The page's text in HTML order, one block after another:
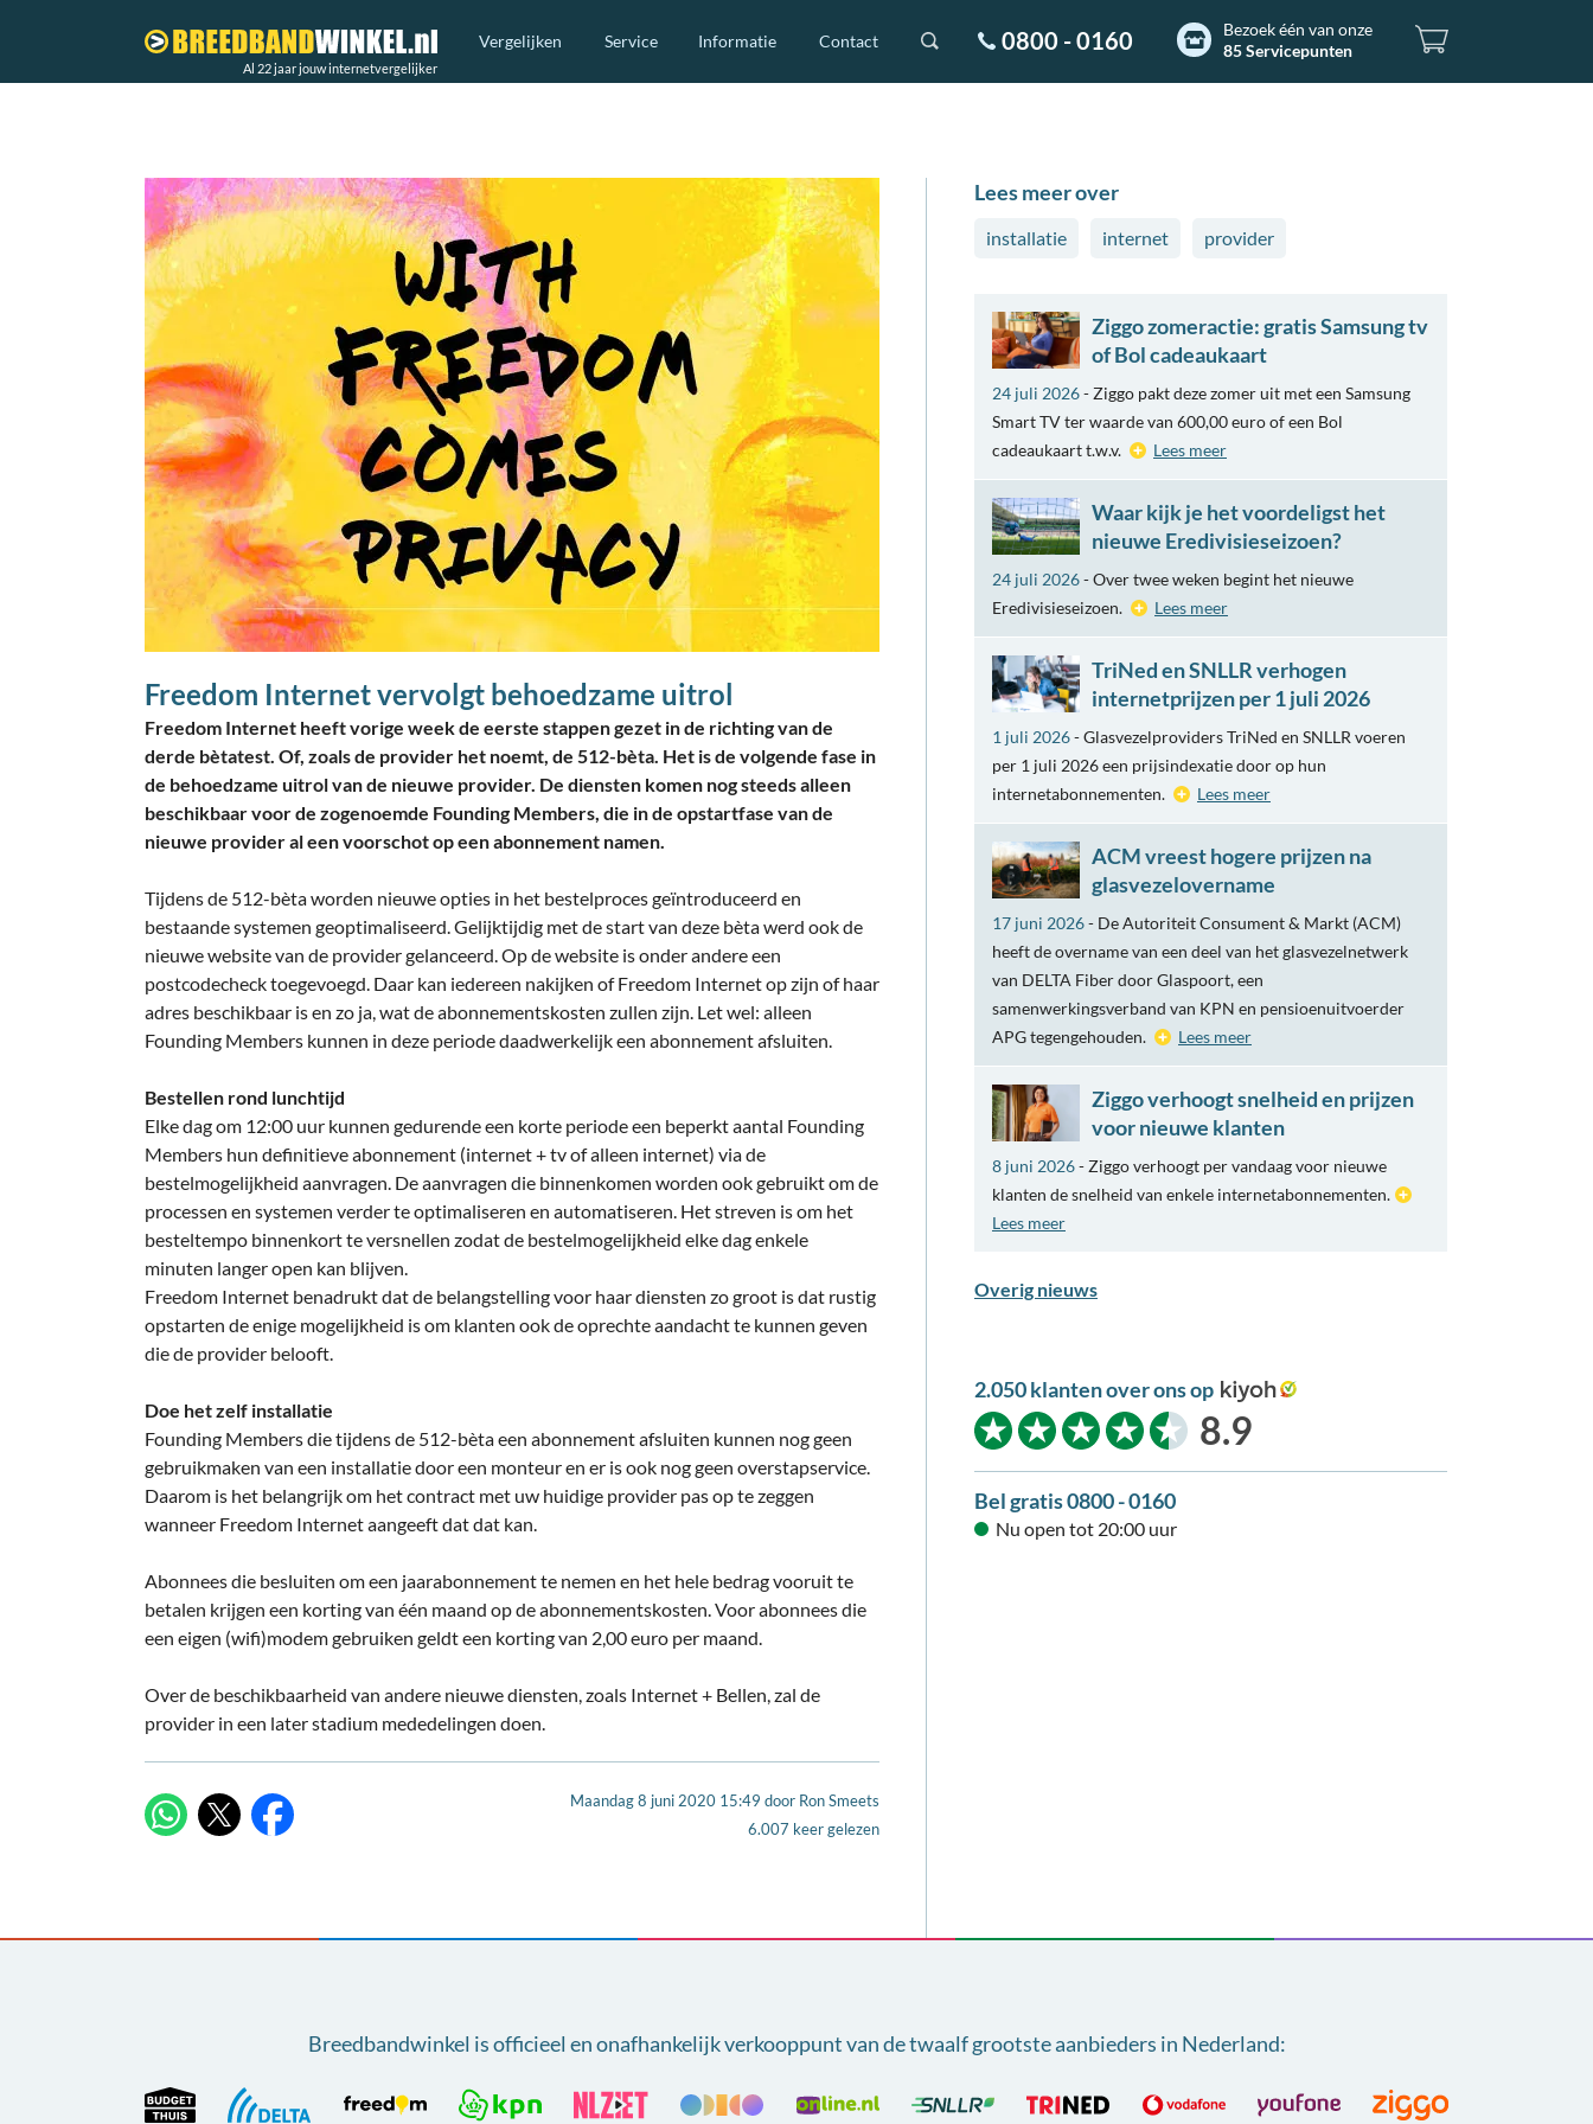
Al 22 jaar jouw internetvergelijker
Vergelijken Service Informatie Contact 0800 - 0160
Bezoek één van onze
85 Servicepunten
Freedom Internet vervolgt behoedzame uitrol
Freedom Internet heeft vorige week de eerste stappen gezet in de richting van de
derde bètatest. Of, zoals de provider het noemt, de 512-bèta. Het is de volgende fase in
de behoedzame uitrol van de nieuwe provider. De diensten komen nog steeds alleen
beschikbaar voor de zogenoemde Founding Members, die in de opstartfase van de
nieuwe provider al een voorschot op een abonnement namen.
Tijdens de 512-bèta worden nieuwe opties in het bestelproces geïntroduceerd en
bestaande systemen geoptimaliseerd. Gelijktijdig met de start van deze bèta werd ook de
nieuwe website van de provider gelanceerd. Op de website is onder andere een
postcodecheck toegevoegd. Daar kan iedereen nakijken of Freedom Internet op zijn of haar
adres beschikbaar is en zo ja, wat de abonnementskosten zullen zijn. Let wel: alleen
Founding Members kunnen in deze periode daadwerkelijk een abonnement afsluiten.
Bestellen rond lunchtijd
Elke dag om 12:00 uur kunnen gedurende een korte periode een beperkt aantal Founding
Members hun definitieve abonnement (internet + tv of alleen internet) via de
bestelmogelijkheid aanvragen. De aanvragen die binnenkomen worden ook gebruikt om de
processen en systemen verder te optimaliseren en automatiseren. Het streven is om het
besteltempo binnenkort te versnellen zodat de bestelmogelijkheid elke dag enkele
minuten langer open kan blijven.
Freedom Internet benadrukt dat de belangstelling voor haar diensten zo groot is dat rustig
opstarten de enige mogelijkheid is om klanten ook de oprechte aandacht te kunnen geven
die de provider belooft.
Doe het zelf installatie
Founding Members die tijdens de 512-bèta een abonnement afsluiten kunnen nog geen
gebruikmaken van een installatie door een monteur en er is ook nog geen overstapservice.
Daarom is het belangrijk om het contract met uw huidige provider pas op te zeggen
wanneer Freedom Internet aangeeft dat dat kan.
Abonnees die besluiten om een jaarabonnement te nemen en het hele bedrag vooruit te
betalen krijgen een korting van één maand op de abonnementskosten. Voor abonnees die
een eigen (wifi)modem gebruiken geldt een korting van 2,00 euro per maand.
Over de beschikbaarheid van andere nieuwe diensten, zoals Internet + Bellen, zal de
provider in een later stadium mededelingen doen.
Maandag 8 juni 2020 15:49 door Ron Smeets
6.007 keer gelezen
Lees meer over
installatie internet provider
Ziggo zomeractie: gratis Samsung tv
of Bol cadeaukaart
24 juli 2026- Ziggo pakt deze zomer uit met een Samsung
Smart TV ter waarde van 600,00 euro of een Bol
cadeaukaart t.w.v.
Lees meer
Waar kijk je het voordeligst het
nieuwe Eredivisieseizoen?
24 juli 2026- Over twee weken begint het nieuwe
Eredivisieseizoen.
Lees meer
TriNed en SNLLR verhogen
internetprijzen per 1 juli 2026
1 juli 2026- Glasvezelproviders TriNed en SNLLR voeren
per 1 juli 2026 een prijsindexatie door op hun
internetabonnementen.
Lees meer
ACM vreest hogere prijzen na
glasvezelovername
17 juni 2026- De Autoriteit Consument & Markt (ACM)
heeft de overname van een deel van het glasvezelnetwerk
van DELTA Fiber door Glaspoort, een
samenwerkingsverband van KPN en pensioenuitvoerder
APG tegengehouden.
Lees meer
Ziggo verhoogt snelheid en prijzen
voor nieuwe klanten
8 juni 2026- Ziggo verhoogt per vandaag voor nieuwe
klanten de snelheid van enkele internetabonnementen.
Lees meer
Overig nieuws
2.050 klanten over ons op
kiyoh
8.9
Bel gratis 0800 - 0160
Nu open tot 20:00 uur
Breedbandwinkel is officieel en onafhankelijk verkooppunt vande twaalf grootste aanbieders in Nederland: